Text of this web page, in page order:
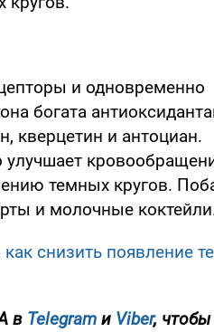
и одновременно
богата
кверцетин и антоциан.
улучшает
темных кругов.
и молочные
как снизить появление
в Telegram и Viber,